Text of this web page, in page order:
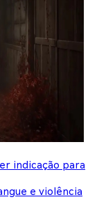
indicação para
e violência